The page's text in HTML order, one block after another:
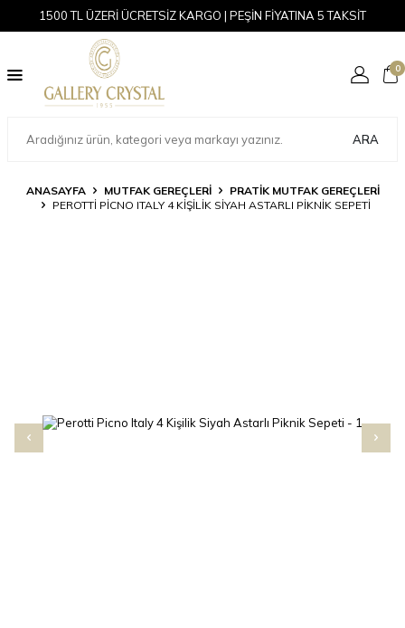
1500 TL ÜZERİ ÜCRETSİZ KARGO | PEŞİN FİYATINA 5 TAKSİT
ARA
0
ANASAYFA MUTFAK GEREÇLERİ
PRATIK MUTFAK GEREÇLERI
PEROTTI PICNO ITALY 4 KIŞILIK SIYAH ASTARLI PIKNIK SEPETI